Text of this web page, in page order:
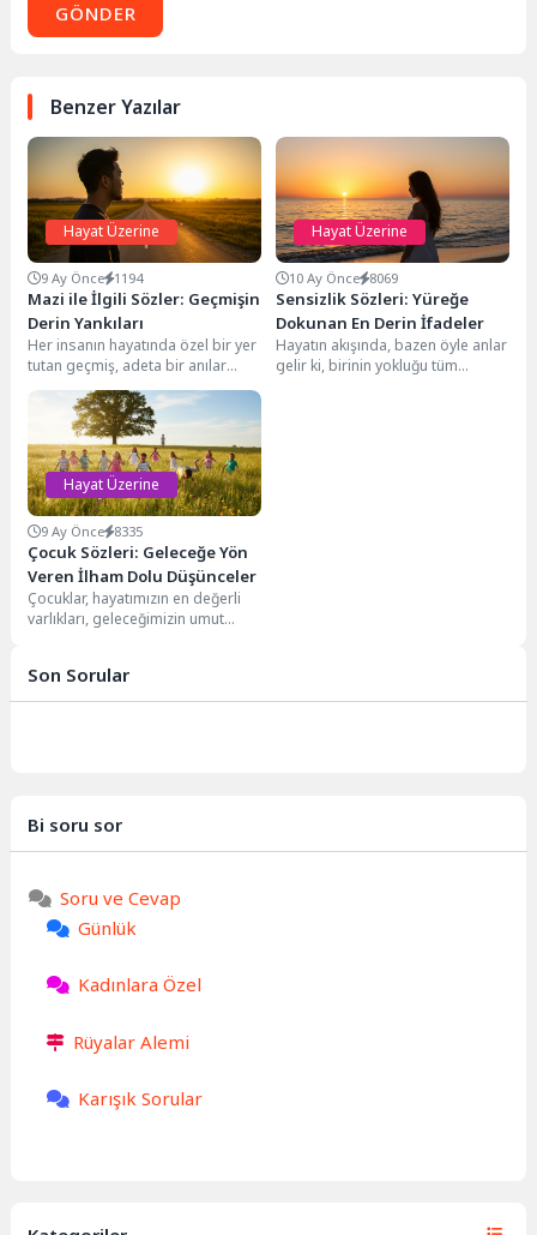
GÖNDER
Benzer Yazılar
Hayat Üzerine
9 Ay Önce 1194
Mazi ile İlgili Sözler: Geçmişin
Derin Yankıları
Her insanın hayatında özel bir yer
tutan geçmiş, adeta bir anılar
tarlasıdır. Yaşadığımız tecrübeler,
tattığımız...
Hayat Üzerine
10 Ay Önce 8069
Sensizlik Sözleri: Yüreğe
Dokunan En Derin İfadeler
Hayatın akışında, bazen öyle anlar
gelir ki, birinin yokluğu tüm
Hayat Üzerine
9 Ay Önce 8335
Çocuk Sözleri: Geleceğe Yön
Veren İlham Dolu Düşünceler
Çocuklar, hayatımızın en değerli
varlıkları, geleceğimizin umut
Son Sorular
Bi soru sor
Soru ve Cevap
Günlük
Kadınlara Özel
Rüyalar Alemi
Karışık Sorular